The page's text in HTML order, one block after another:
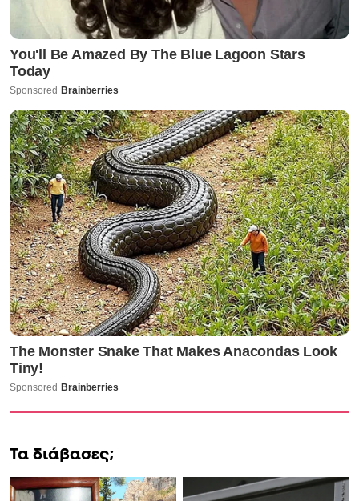
Τα διάβασες;
Μαθεύτηκε όλη η
αλήθεια για την
νεκρή γυναίκα που
βρέθηκε σήμερα
Λυκαβηττό κοντά
στο εκκλησάκι των
Αγίων Ισιδώρων
Θρήνος για τον
του, Χόρχε